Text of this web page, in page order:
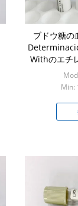
ブドウ糖の
Withのエチ
酸/フッ
Min: